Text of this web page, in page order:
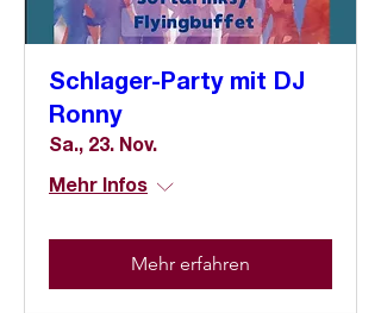
Schlager-Party mit DJ
Ronny
Sa., 23. Nov.
Mehr Infos
Mehr erfahren